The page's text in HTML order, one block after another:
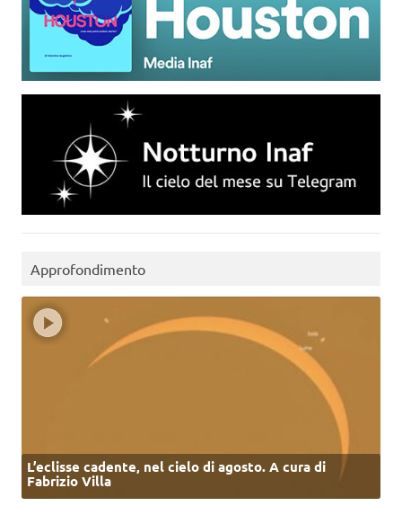
Approfondimento
L’eclisse cadente, nel cielo di agosto. A cura di
Fabrizio Villa